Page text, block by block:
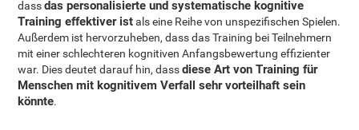
dassdas personalisierte und systematische kognitive
Training effektiver istals eine Reihe von unspezifischen Spielen.
Außerdem ist hervorzuheben, dass das Training bei Teilnehmern
mit einer schlechteren kognitiven Anfangsbewertung effizienter
war. Dies deutet darauf hin, dassdiese Art von Training für
Menschen mit kognitivem Verfall sehr vorteilhaft sein
könnte.